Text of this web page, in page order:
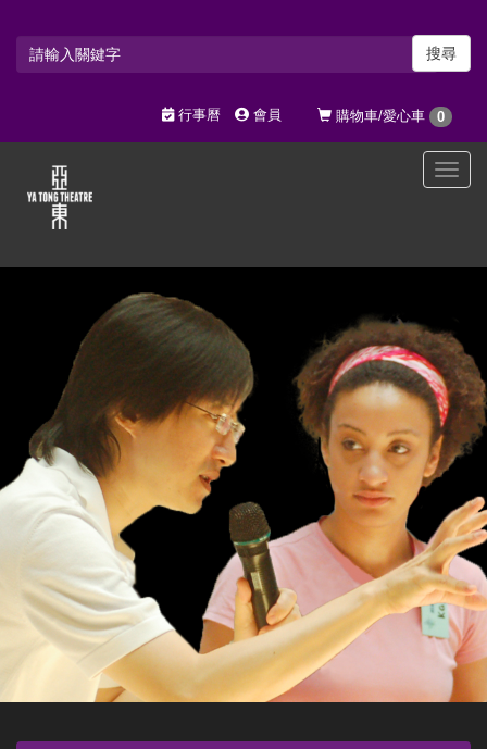
搜尋
購物車/愛心車 0
行事曆 會員
選